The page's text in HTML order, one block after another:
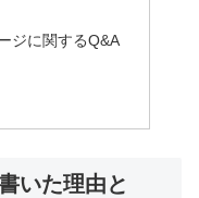
ジに関するQ&A
いた理由と